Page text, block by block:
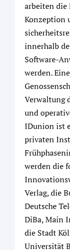
arbeiten die
Konzeption
innerhalb
Software-
werden.
Verwaltung
und
IDunion ist
privaten
werden die
Verlag, die
Deutsche
DiBa, Main
die Stadt
Universität